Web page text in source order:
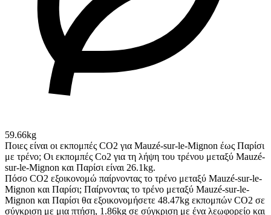
59.66kg
Ποιες είναι οι εκπομπές CO2 για Mauzé-sur-le-Mignon έως Παρίσι
με τρένο; Οι εκπομπές Co2 για τη λήψη του τρένου μεταξύ Mauzé-
sur-le-Mignon και Παρίσι είναι 26.1kg.
Πόσο CO2 εξοικονομώ παίρνοντας το τρένο μεταξύ Mauzé-sur-le-
Mignon και Παρίσι; Παίρνοντας το τρένο μεταξύ Mauzé-sur-le-
Mignon και Παρίσι θα εξοικονομήσετε 48.47kg εκπομπών CO2 σε
σύγκριση με μια πτήση, 1.86kg σε σύγκριση με ένα λεωφορείο και